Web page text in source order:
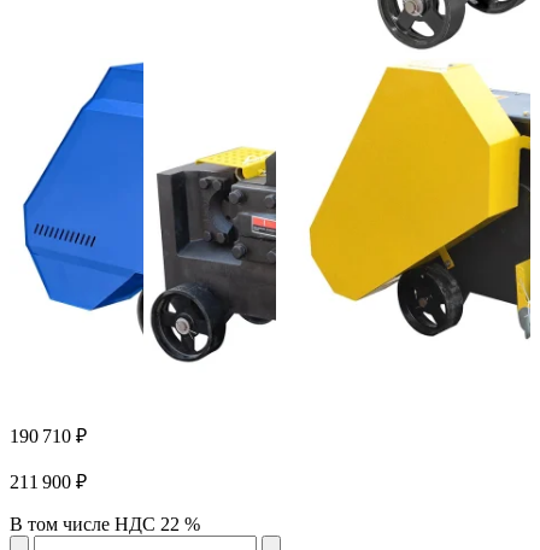
190 710 ₽
211 900 ₽
В том числе НДС 22 %